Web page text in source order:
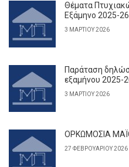
Θέματα
Εξάμηνο 2025-
3 ΜΑΡΤΊΟΥ 2026
Παράταση
εξαμήνου 2025-
3 ΜΑΡΤΊΟΥ 2026
ΟΡΚΩΜΟΣΙΑ
27 ΦΕΒΡΟΥΑΡΊΟΥ 2026